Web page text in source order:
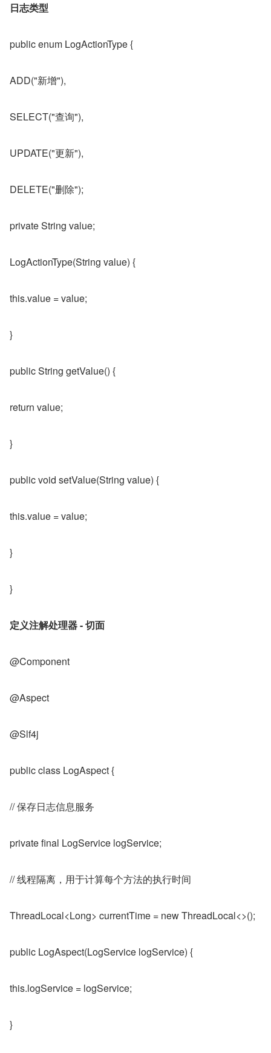
日志类型
public enum LogActionType {
ADD("新增"),
SELECT("查询"),
UPDATE("更新"),
DELETE("删除");
private String value;
LogActionType(String value) {
this.value = value;
}
public String getValue() {
return value;
}
public void setValue(String value) {
this.value = value;
}
}
定义注解处理器- 切面
@Component
@Aspect
@Slf4j
public class LogAspect {
// 保存日志信息服务
private final LogService logService;
// 线程隔离，用于计算每个方法的执行时间
ThreadLocal<Long> currentTime = new ThreadLocal<>();
public LogAspect(LogService logService) {
this.logService = logService;
}